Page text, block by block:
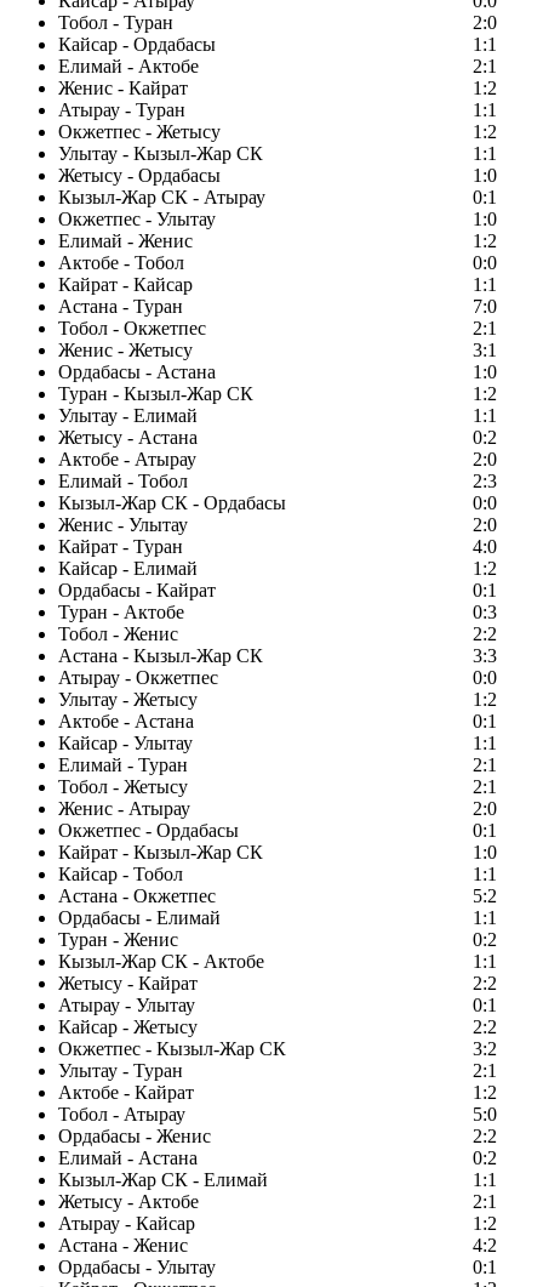
Тобол - Туран
2:0
Кайсар - Ордабасы
1:1
Елимай - Актобе
2:1
Женис - Кайрат
1:2
Атырау - Туран
1:1
Окжетпес - Жетысу
1:2
Улытау - Кызыл-Жар СК
1:1
Жетысу - Ордабасы
1:0
Кызыл-Жар СК - Атырау
0:1
Окжетпес - Улытау
1:0
Елимай - Женис
1:2
Актобе - Тобол
0:0
Кайрат - Кайсар
1:1
Астана - Туран
7:0
Тобол - Окжетпес
2:1
Женис - Жетысу
3:1
Ордабасы - Астана
1:0
Туран - Кызыл-Жар СК
1:2
Улытау - Елимай
1:1
Жетысу - Астана
0:2
Актобе - Атырау
2:0
Елимай - Тобол
2:3
Кызыл-Жар СК - Ордабасы
0:0
Женис - Улытау
2:0
Кайрат - Туран
4:0
Кайсар - Елимай
1:2
Ордабасы - Кайрат
0:1
Туран - Актобе
0:3
Тобол - Женис
2:2
Астана - Кызыл-Жар СК
3:3
Атырау - Окжетпес
0:0
Улытау - Жетысу
1:2
Актобе - Астана
0:1
Кайсар - Улытау
1:1
Елимай - Туран
2:1
Тобол - Жетысу
2:1
Женис - Атырау
2:0
Окжетпес - Ордабасы
0:1
Кайрат - Кызыл-Жар СК
1:0
Кайсар - Тобол
1:1
Астана - Окжетпес
5:2
Ордабасы - Елимай
1:1
Туран - Женис
0:2
Кызыл-Жар СК - Актобе
1:1
Жетысу - Кайрат
2:2
Атырау - Улытау
0:1
Кайсар - Жетысу
2:2
Окжетпес - Кызыл-Жар СК
3:2
Улытау - Туран
2:1
Актобе - Кайрат
1:2
Тобол - Атырау
5:0
Ордабасы - Женис
2:2
Елимай - Астана
0:2
Кызыл-Жар СК - Елимай
1:1
Жетысу - Актобе
2:1
Атырау - Кайсар
1:2
Астана - Женис
4:2
Ордабасы - Улытау
0:1